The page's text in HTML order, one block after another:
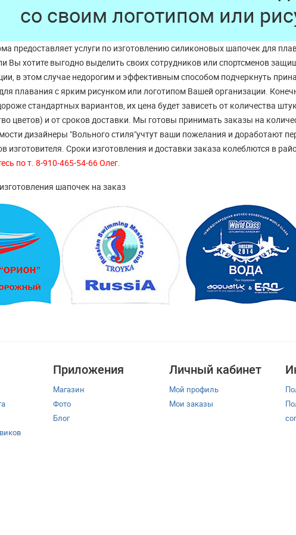
со своим логотипом или
предоставляет услуги по изготовлению силиконовых шапочек для
Вы хотите выгодно выделить своих сотрудников илиспортсменов
в этом случае недорогим и эффективным способом подчеркнуть
плавания с ярким рисунком или логотипом Вашей организации.
стандартных вариантов, их цена будет зависеть от количества
цветов) и от сроков доставки. Мы готовы принимать заказы на
дизайнеры "Вольного стиля"учтут ваши пожелания и доработают
изготовителя. Сроки изготовления и доставки заказа колеблются в
по т. 8-910-465-54-66 Олег.
шапочек на заказ
Приложения
Магазин
Фото
Блог
Личный кабинет
Мой профиль
Мои заказы